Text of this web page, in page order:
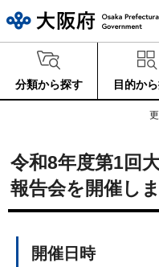
分類から探す 目的か
令和8年度第1回
報告会を開催し
開催日時